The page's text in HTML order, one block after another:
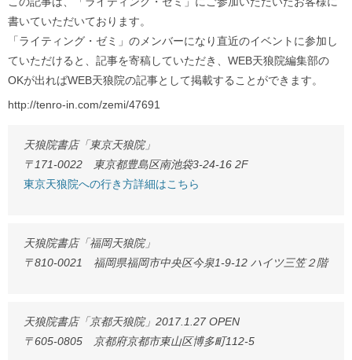
書いていただいております。
「ライティング・ゼミ」のメンバーになり直近のイベントに参加し
ていただけると、記事を寄稿していただき、WEB天狼院編集部の
OKが出ればWEB天狼院の記事として掲載することができます。
http://tenro-in.com/zemi/47691
天狼院書店「東京天狼院」
〒171-0022 東京都豊島区南池袋3-24-16 2F
東京天狼院への行き方詳細はこちら
天狼院書店「福岡天狼院」
〒810-0021 福岡県福岡市中央区今泉1-9-12 ハイツ三笠２階
天狼院書店「京都天狼院」2017.1.27 OPEN
〒605-0805 京都府京都市東山区博多町112-5